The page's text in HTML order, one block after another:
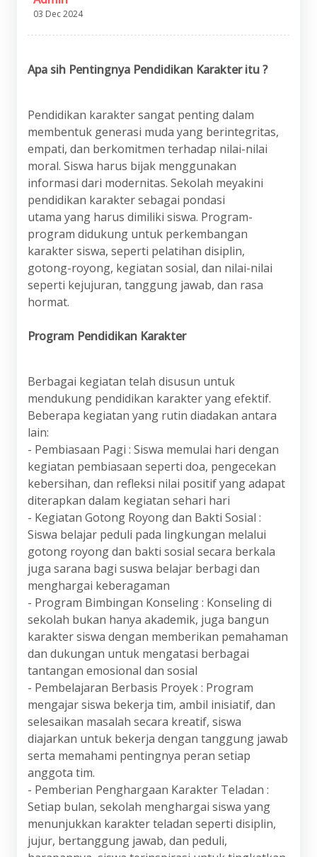
03 Dec 2024
Apa sih Pentingnya Pendidikan Karakter itu ?
Pendidikan karakter sangat penting dalam
membentuk generasi muda yang berintegritas,
empati, dan berkomitmen terhadap nilai-nilai
moral. Siswa harus bijak menggunakan
informasi dari modernitas. Sekolah meyakini
pendidikan karakter sebagai pondasi
utama yang harus dimiliki siswa. Program-
program didukung untuk perkembangan
karakter siswa, seperti pelatihan disiplin,
gotong-royong, kegiatan sosial, dan nilai-nilai
seperti kejujuran, tanggung jawab, dan rasa
hormat.
Program Pendidikan Karakter
Berbagai kegiatan telah disusun untuk
mendukung pendidikan karakter yang efektif.
Beberapa kegiatan yang rutin diadakan antara
lain:
- Pembiasaan Pagi : Siswa memulai hari dengan
kegiatan pembiasaan seperti doa, pengecekan
kebersihan, dan refleksi nilai positif yang adapat
diterapkan dalam kegiatan sehari hari
- Kegiatan Gotong Royong dan Bakti Sosial :
Siswa belajar peduli pada lingkungan melalui
gotong royong dan bakti sosial secara berkala
juga sarana bagi suswa belajar berbagi dan
menghargai keberagaman
- Program Bimbingan Konseling : Konseling di
sekolah bukan hanya akademik, juga bangun
karakter siswa dengan memberikan pemahaman
dan dukungan untuk mengatasi berbagai
tantangan emosional dan sosial
- Pembelajaran Berbasis Proyek : Program
mengajar siswa bekerja tim, ambil inisiatif, dan
selesaikan masalah secara kreatif, siswa
diajarkan untuk bekerja dengan tanggung jawab
serta memahami pentingnya peran setiap
anggota tim.
- Pemberian Penghargaan Karakter Teladan :
Setiap bulan, sekolah menghargai siswa yang
menunjukkan karakter teladan seperti disiplin,
jujur, bertanggung jawab, dan peduli,